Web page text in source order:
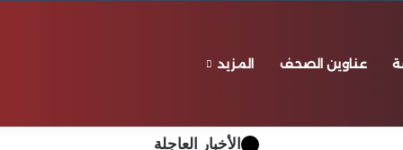
عناوين الصحف المزيد
الأخبار العاجلة